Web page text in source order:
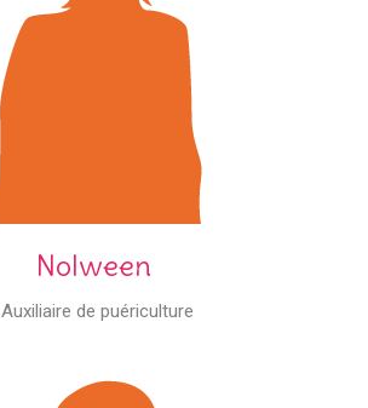
Nolween
Auxiliaire de puériculture